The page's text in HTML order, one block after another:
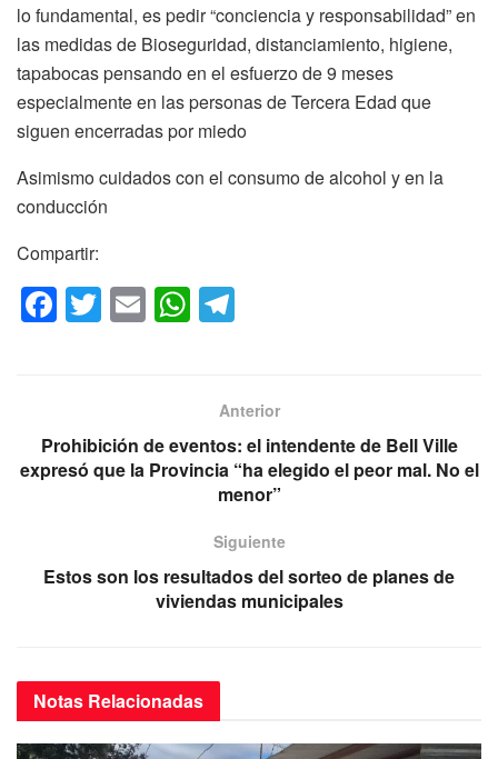
lo fundamental, es pedir “conciencia y responsabilidad” en
las medidas de Bioseguridad, distanciamiento, higiene,
tapabocas pensando en el esfuerzo de 9 meses
especialmente en las personas de Tercera Edad que
siguen encerradas por miedo
Asimismo cuidados con el consumo de alcohol y en la
conducción
Compartir:
F
a
b
o
T
wi
E
m
W
h
A
p
gr
a
m
Anterior
Prohibición de eventos: el intendente de Bell Ville
expresó que la Provincia “ha elegido el peor mal. No el
menor”
Siguiente
Estos son los resultados del sorteo de planes de
viviendas municipales
Notas Relacionadas